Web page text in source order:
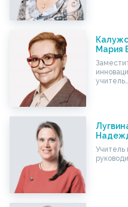
Мария
учитель…
Учитель